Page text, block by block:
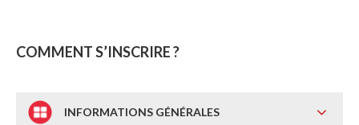
COMMENT S’INSCRIRE ?
INFORMATIONS GÉNÉRALES